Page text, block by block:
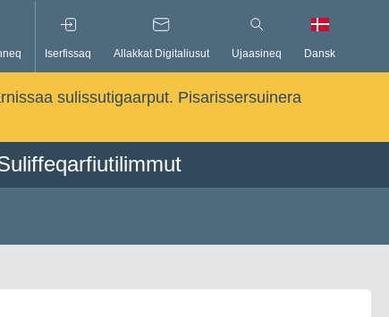
Iserfissaq Allakkat Digitaliusut Ujaasineq Dansk
sulissutigaarput. Pisarissersuinera